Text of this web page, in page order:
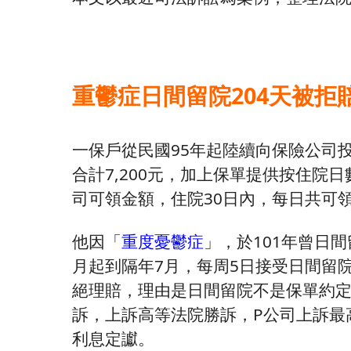
重鬱症日間留院204天被拒
一保戶從民國95年起陸續向保險公司
合計7,200元，加上保單提供按住院
司可領金額，住院30日內，每日共可
他因「重度憂鬱症 」，於101年曾日
月起到隔年7月，每周5日接受日間留
絕理賠，理由是日間留院不是保單約
訴，上訴高等法院勝訴，P公司上訴
利息定讞。